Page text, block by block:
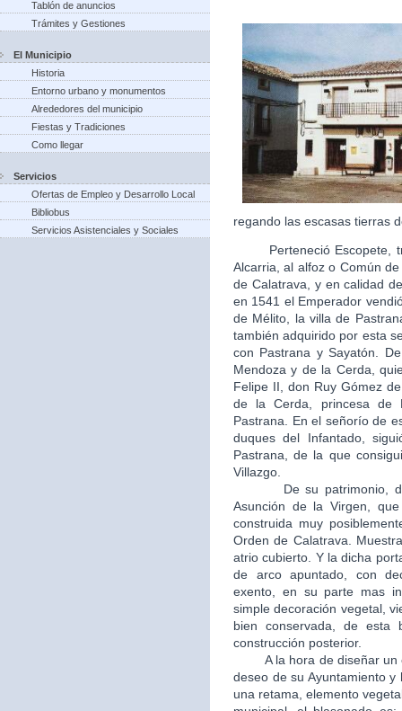
Tablón de anuncios
Trámites y Gestiones
El Municipio
Historia
Entorno urbano y monumentos
Alrededores del municipio
Fiestas y Tradiciones
Como llegar
Servicios
Ofertas de Empleo y Desarrollo Local
Bibliobus
Servicios Asistenciales y Sociales
regando las escasas tierras
Perteneció Escopete,
Alcarria, al alfoz o Común
de Calatrava, y en calidad
en 1541 el Emperador
de Mélito, la villa de
también adquirido por esta
con Pastrana y Sayatón.
Mendoza y de la Cerda,
Felipe II, don Ruy Gómez
de la Cerda, princesa de
Pastrana. En el señorío de
duques del Infantado,
Pastrana, de la que
Villazgo.
De su patrimonio,
Asunción de la Virgen,
construida muy
Orden de Calatrava.
atrio cubierto. Y la dicha
de arco apuntado, con
exento, en su parte mas
simple decoración vegetal,
bien conservada, de
construcción posterior.
A la hora de diseñar un
deseo de su Ayuntamiento
una retama, elemento